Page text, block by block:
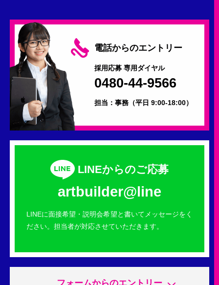
電話からのエントリー
採用応募 専用ダイヤル
0480-44-9566
担当：事務 （平日 9:00-18:00）
LINEからのご応募
artbuilder@line
LINEに面接希望・説明会希望と書いてメッセージをく
ださい。担当者が対応させていただきます。
フォームからのエントリー